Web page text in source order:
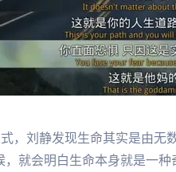
，刘静发现生命其实是由无
，就会明白生命本身就是一